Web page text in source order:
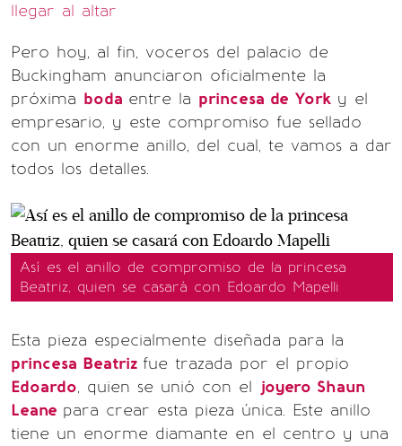
llegar al altar
Pero hoy, al fin, voceros del palacio de
Buckingham anunciaron oficialmente la
próxima boda entre la princesa de York y el
empresario, y este compromiso fue sellado
con un enorme anillo, del cual, te vamos a dar
todos los detalles.
Así es el anillo de compromiso de la princesa
Beatriz, quien se casará con Edoardo Mapelli
Esta pieza especialmente diseñada para la
princesa Beatriz fue trazada por el propio
Edoardo, quien se unió con el joyero Shaun
Leane para crear esta pieza única. Este anillo
tiene un enorme diamante en el centro y una